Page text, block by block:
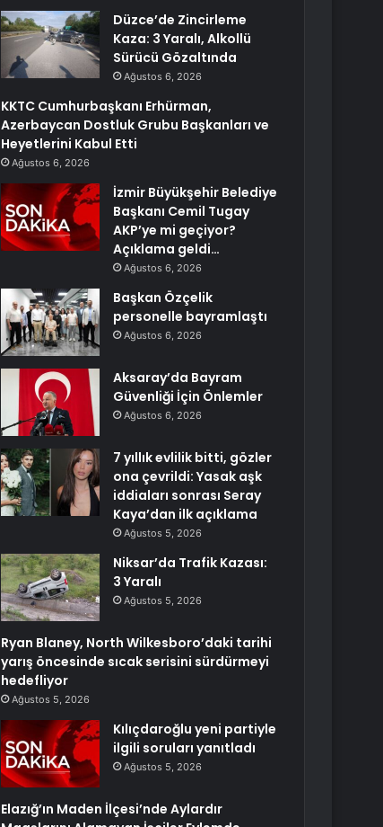
Düzce’de Zincirleme
Kaza: 3 Yaralı, Alkollü
Sürücü Gözaltında
Ağustos 6, 2026
KKTC Cumhurbaşkanı Erhürman,
Azerbaycan Dostluk Grubu Başkanları ve
Heyetlerini Kabul Etti
Ağustos 6, 2026
İzmir Büyükşehir Belediye
Başkanı Cemil Tugay
AKP’ye mi geçiyor?
Açıklama geldi…
Ağustos 6, 2026
Başkan Özçelik
personelle bayramlaştı
Ağustos 6, 2026
Aksaray’da Bayram
Güvenliği İçin Önlemler
Ağustos 6, 2026
7 yıllık evlilik bitti, gözler
ona çevrildi: Yasak aşk
iddiaları sonrası Seray
Kaya’dan ilk açıklama
Ağustos 5, 2026
Niksar’da Trafik Kazası:
3 Yaralı
Ağustos 5, 2026
Ryan Blaney, North Wilkesboro’daki tarihi
yarış öncesinde sıcak serisini sürdürmeyi
hedefliyor
Ağustos 5, 2026
Kılıçdaroğlu yeni partiyle
ilgili soruları yanıtladı
Ağustos 5, 2026
Elazığ’ın Maden İlçesi’nde Aylardır